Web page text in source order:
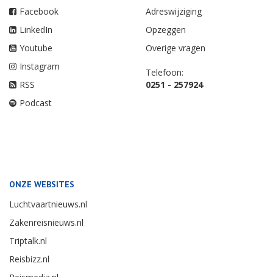
Facebook
LinkedIn
Youtube
Instagram
RSS
Podcast
Adreswijziging
Opzeggen
Overige vragen
Telefoon:
0251 - 257924
ONZE WEBSITES
Luchtvaartnieuws.nl
Zakenreisnieuws.nl
Triptalk.nl
Reisbizz.nl